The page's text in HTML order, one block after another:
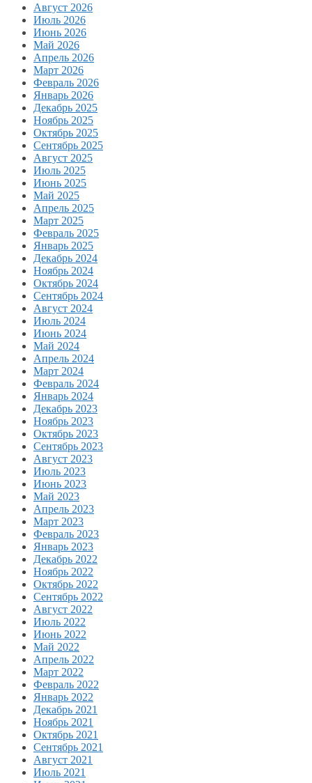
Август 2026
Июль 2026
Июнь 2026
Май 2026
Апрель 2026
Март 2026
Февраль 2026
Январь 2026
Декабрь 2025
Ноябрь 2025
Октябрь 2025
Сентябрь 2025
Август 2025
Июль 2025
Июнь 2025
Май 2025
Апрель 2025
Март 2025
Февраль 2025
Январь 2025
Декабрь 2024
Ноябрь 2024
Октябрь 2024
Сентябрь 2024
Август 2024
Июль 2024
Июнь 2024
Май 2024
Апрель 2024
Март 2024
Февраль 2024
Январь 2024
Декабрь 2023
Ноябрь 2023
Октябрь 2023
Сентябрь 2023
Август 2023
Июль 2023
Июнь 2023
Май 2023
Апрель 2023
Март 2023
Февраль 2023
Январь 2023
Декабрь 2022
Ноябрь 2022
Октябрь 2022
Сентябрь 2022
Август 2022
Июль 2022
Июнь 2022
Май 2022
Апрель 2022
Март 2022
Февраль 2022
Январь 2022
Декабрь 2021
Ноябрь 2021
Октябрь 2021
Сентябрь 2021
Август 2021
Июль 2021